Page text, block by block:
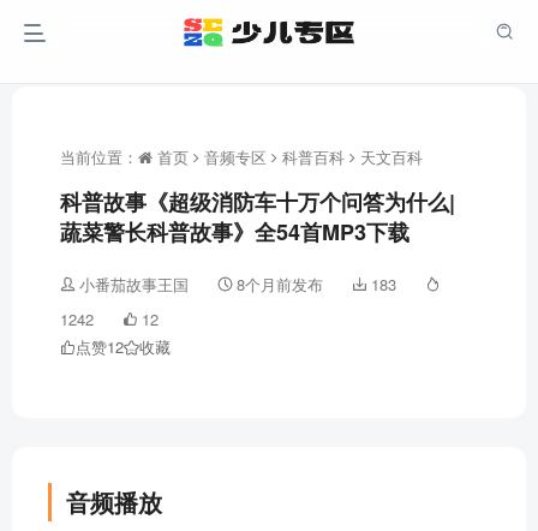
当前位置： 首页 音频专区 科普百科 天文百科
科普故事《超级消防车十万个问答为什么|
蔬菜警长科普故事》全54首MP3下载
小番茄故事王国 8个月前发布
183
1242
12
点赞12 收藏
音频播放